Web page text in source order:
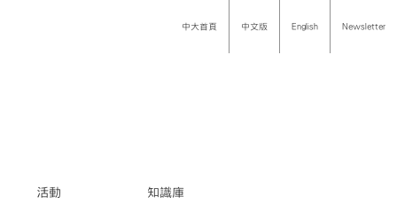
中大首頁 中文版 English Newsletter
活動 知識庫